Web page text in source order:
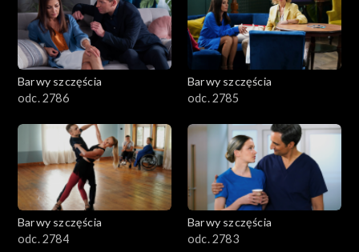
782–800
Barwy szczęścia
odc. 2786
Barwy szczęścia
odc. 2785
Barwy szczęścia
odc. 2784
Barwy szczęścia
odc. 2783